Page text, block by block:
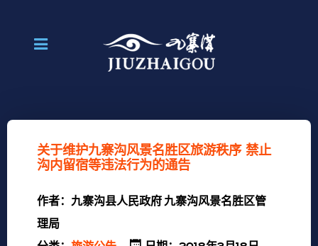
关于维护九寨沟风景名胜区旅游秩序 禁止
沟内留宿等违法行为的通告
作者： 九寨沟县人民政府 九寨沟风景名胜区管
理局